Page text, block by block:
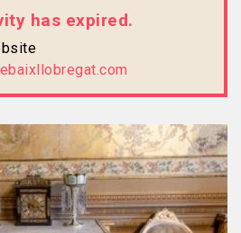
has expired.